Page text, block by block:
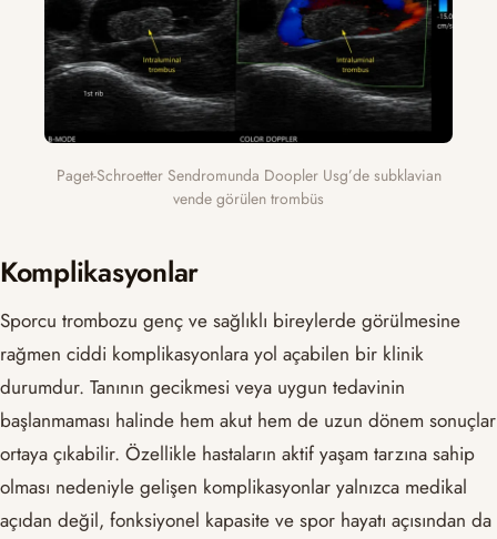
Paget-Schroetter Sendromunda Doopler Usg’de subklavian
vende görülen trombüs
Komplikasyonlar
Sporcu trombozu genç ve sağlıklı bireylerde görülmesine
rağmen ciddi komplikasyonlara yol açabilen bir klinik
durumdur. Tanının gecikmesi veya uygun tedavinin
başlanmaması halinde hem akut hem de uzun dönem sonuçlar
ortaya çıkabilir. Özellikle hastaların aktif yaşam tarzına sahip
olması nedeniyle gelişen komplikasyonlar yalnızca medikal
açıdan değil, fonksiyonel kapasite ve spor hayatı açısından da